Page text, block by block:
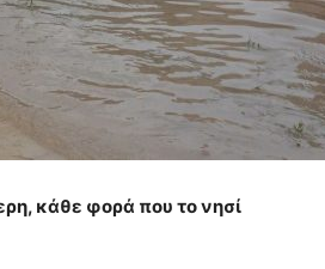
κάθε φορά που το νησί